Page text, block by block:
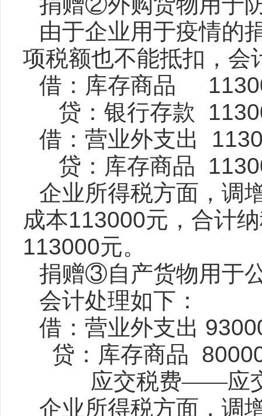
由于企业用于疫情的
项税额也不能抵扣，会
借：库存商品
贷：银行存款
借：营业外支出
贷：库存商品
企业所得税方面，调
成本113000元，合计
113000元。
捐赠③自产货物用于
会计处理如下：
借：营业外支出
贷：库存商品
应交税费——应
企业所得税方面，调